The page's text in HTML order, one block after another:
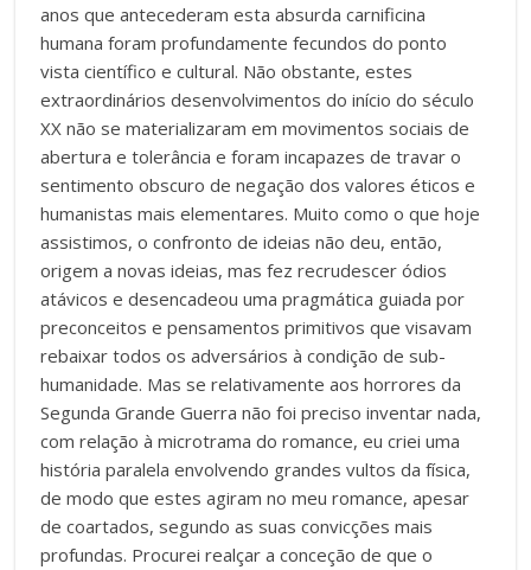
anos que antecederam esta absurda carnificina
humana foram profundamente fecundos do ponto
vista científico e cultural. Não obstante, estes
extraordinários desenvolvimentos do início do século
XX não se materializaram em movimentos sociais de
abertura e tolerância e foram incapazes de travar o
sentimento obscuro de negação dos valores éticos e
humanistas mais elementares. Muito como o que hoje
assistimos, o confronto de ideias não deu, então,
origem a novas ideias, mas fez recrudescer ódios
atávicos e desencadeou uma pragmática guiada por
preconceitos e pensamentos primitivos que visavam
rebaixar todos os adversários à condição de sub-
humanidade. Mas se relativamente aos horrores da
Segunda Grande Guerra não foi preciso inventar nada,
com relação à microtrama do romance, eu criei uma
história paralela envolvendo grandes vultos da física,
de modo que estes agiram no meu romance, apesar
de coartados, segundo as suas convicções mais
profundas. Procurei realçar a conceção de que o